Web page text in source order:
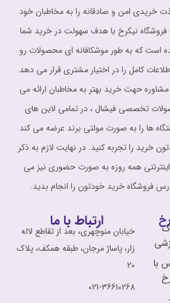
خریدی امن و صادقانه را به مخاطبان خود
نیکرخ با هدف سهولت در خرید شما
است که به طور موشکافانه ای محصولات رو
کامل را در اختیار مشتری قرار می دهد.
برای مشاوره حهت خرید بهتر به مخاطبان ارائه می
تخصصی فیشال ، در تمامی لاین های
ها را به صورت مولتی برند عرضه می کند
خرید را تجربه کنید. در نهایت لازم به ذکر
همه روزه به صورت حضوری نیز می
فروشگاه خرید خودتون را انجام بدید.
با
ارتباط با ما
خیابان منوچهری، بعد از تقاطع لاله
زار، پاساژ مرجان، طبقه همکف، پلاک
20
021-36610268